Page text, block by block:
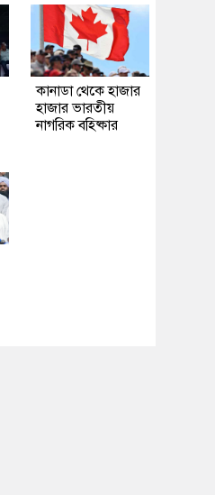
কানাডা থেকে হাজার
হাজার ভারতীয়
নাগরিক বহিষ্কার